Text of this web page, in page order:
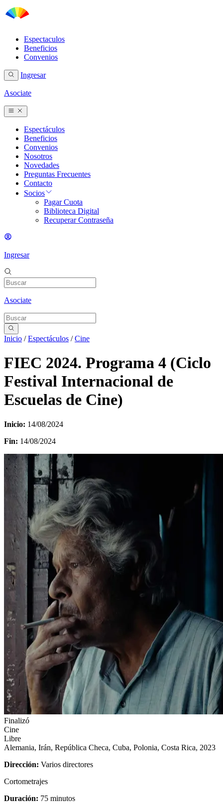
Espectaculos
Beneficios
Convenios
Ingresar
Asociate
Espectáculos
Beneficios
Convenios
Nosotros
Novedades
Preguntas Frecuentes
Contacto
Socios
Pagar Cuota
Biblioteca Digital
Recuperar Contraseña
Ingresar
Asociate
Inicio /Espectáculos /Cine
FIEC 2024. Programa 4 (Ciclo
Festival Internacional de
Escuelas de Cine)
Inicio: 14/08/2024
Fin: 14/08/2024
Finalizó
Cine
Libre
Alemania, Irán, República Checa, Cuba, Polonia, Costa Rica, 2023
Dirección: Varios directores
Cortometrajes
Duración: 75 minutos